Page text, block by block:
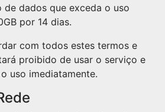
de dados que exceda o uso
por 14 dias.
com todos estes termos e
proibido de usar o serviço e
uso imediatamente.